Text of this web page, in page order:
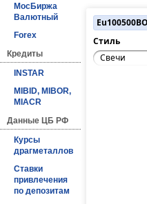
МосБиржа
Валютный
Forex
Кредиты
INSTAR
MIBID, MIBOR,
MIACR
Данные ЦБ РФ
Курсы
драгметаллов
Ставки
привлечения
по депозитам
Стиль
Свечи